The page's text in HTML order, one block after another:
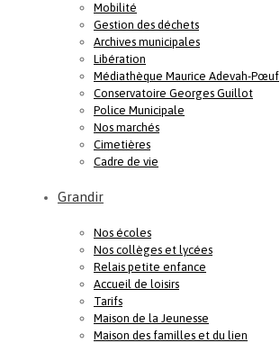
Mobilité
Gestion des déchets
Archives municipales
Libération
Médiathèque Maurice Adevah-Pœuf
Conservatoire Georges Guillot
Police Municipale
Nos marchés
Cimetières
Cadre de vie
Grandir
Nos écoles
Nos collèges et lycées
Relais petite enfance
Accueil de loisirs
Tarifs
Maison de la Jeunesse
Maison des familles et du lien